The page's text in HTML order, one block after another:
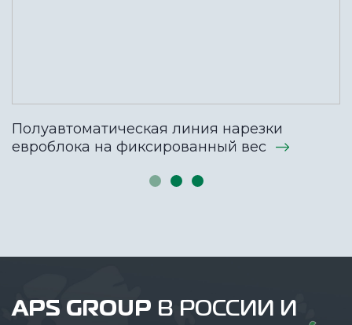
Полуавтоматическая линия нарезки
евроблока на фиксированный вес
APS GROUP В РОССИИ И